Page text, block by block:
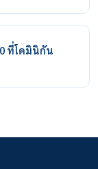
ที่โดมินิกัน